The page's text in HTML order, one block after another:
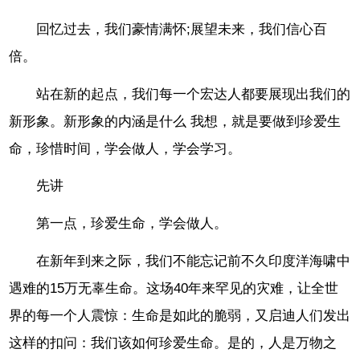
回忆过去，我们豪情满怀;展望未来，我们信心百
倍。
站在新的起点，我们每一个宏达人都要展现出我们的
新形象。新形象的内涵是什么 我想，就是要做到珍爱生
命，珍惜时间，学会做人，学会学习。
先讲
第一点，珍爱生命，学会做人。
在新年到来之际，我们不能忘记前不久印度洋海啸中
遇难的15万无辜生命。这场40年来罕见的灾难，让全世
界的每一个人震惊：生命是如此的脆弱，又启迪人们发出
这样的扣问：我们该如何珍爱生命。是的，人是万物之